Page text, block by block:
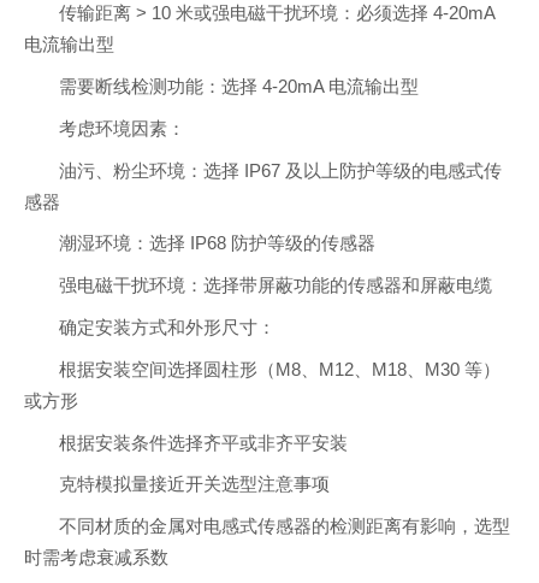
传输距离 > 10 米或强电磁干扰环境：必须选择 4-20mA
电流输出型
需要断线检测功能：选择 4-20mA 电流输出型
考虑环境因素：
油污、粉尘环境：选择 IP67 及以上防护等级的电感式传
感器
潮湿环境：选择 IP68 防护等级的传感器
强电磁干扰环境：选择带屏蔽功能的传感器和屏蔽电缆
确定安装方式和外形尺寸：
根据安装空间选择圆柱形（M8、M12、M18、M30 等）
或方形
根据安装条件选择齐平或非齐平安装
克特模拟量接近开关选型注意事项
不同材质的金属对电感式传感器的检测距离有影响，选型
时需考虑衰减系数